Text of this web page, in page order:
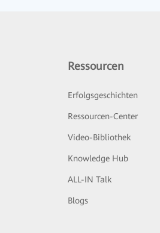
Ressourcen
Erfolgsgeschichten
Ressourcen-Center
Video-Bibliothek
Knowledge Hub
ALL-IN Talk
Blogs